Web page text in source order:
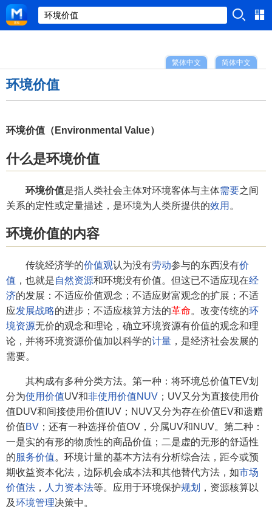
简体中文
繁体中文
环境价值
环境价值（Environmental Value）
什么是环境价值
环境价值是指人类社会主体对环境客体与主体需要之间
关系的定性或定量描述，是环境为人类所提供的效用 。
环境价值的内容
传统经济学的价值观认为没有劳动参与的东西没有价
值 ，也就是自然资源和环境没有价值。但这已不适应现在经
济的发展：不适应价值观念；不适应财富观念的扩展；不适
应发展战略的进步；不适应核算方法的革命。改变传统的环
境资源无价的观念和理论，确立环境资源有价值的观念和理
论，并将环境资源价值加以科学的计量 ，是经济社会发展的
需要。
其构成有多种分类方法。第一种：将环境总价值TEV划
分为使用价值UV和非使用价值NUV ；UV又分为直接使用价
值DUV和间接使用价值IUV；NUV又分为存在价值EV和遗赠
价值BV ；还有一种选择价值OV，分属UV和NUV。第二种：
一是实的有形的物质性的商品价值；二是虚的无形的舒适性
的服务价值。环境计量的基本方法有分析综合法，距今或预
期收益资本化法，边际机会成本法和其他替代方法，如市场
价值法 ， 人力资本法等。应用于环境保护规划
，资源核算以
及环境管理决策中。